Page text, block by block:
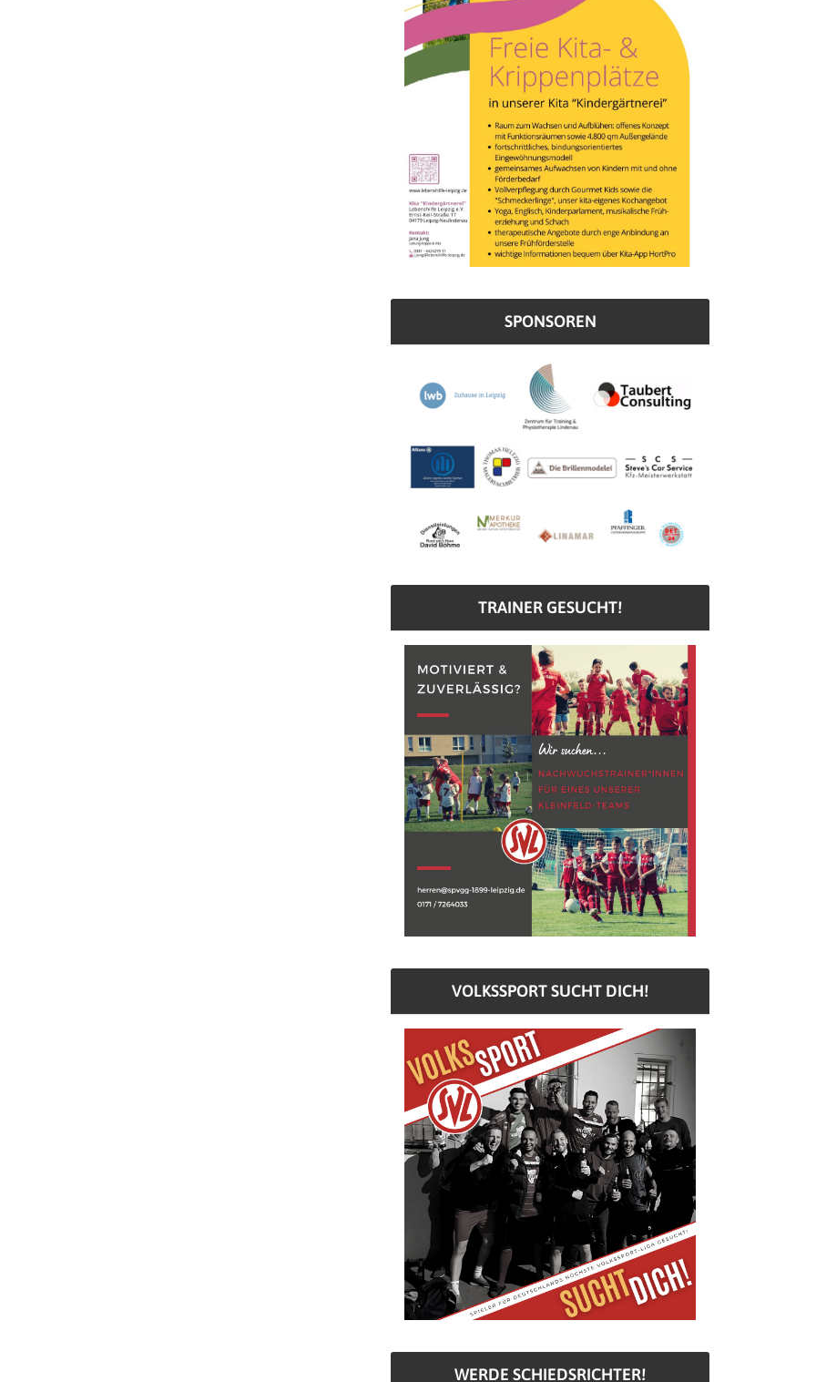
SPONSOREN
TRAINER GESUCHT!
VOLKSSPORT SUCHT DICH!
WERDE SCHIEDSRICHTER!